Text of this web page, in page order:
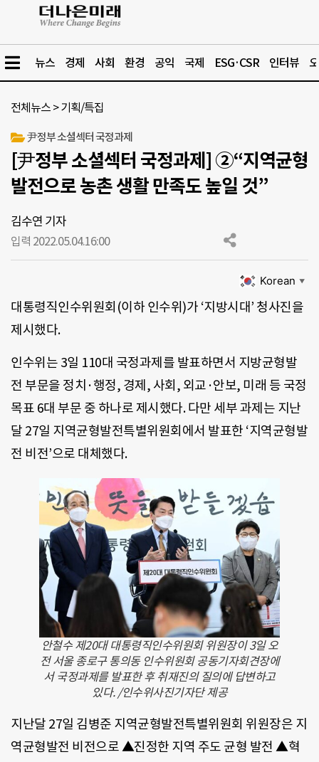
뉴스 경제 사회 환경 공익 국제 ESG·CSR 인터뷰
전체뉴스 >기획/특집
尹정부 소셜섹터 국정과제
[尹정부 소셜섹터 국정과제] ②“지역균형
발전으로 농촌 생활 만족도 높일 것”
김수연 기자
입력 2022.05.04.16:00
Korean ▼
대통령직인수위원회(이하 인수위)가 ‘지방시대’ 청사진을
제시했다.
인수위는 3일 110대 국정과제를 발표하면서 지방균형발
전 부문을 정치·행정, 경제, 사회, 외교·안보, 미래 등 국정
목표 6대 부문 중 하나로 제시했다. 다만 세부 과제는 지난
달 27일 지역균형발전특별위원회에서 발표한 ‘지역균형발
전 비전’으로 대체했다.
안철수 제20대 대통령직인수위원회 위원장이 3일 오
전 서울 종로구 통의동 인수위원회 공동기자회견장에
서 국정과제를 발표한 후 취재진의 질의에 답변하고
있다. /인수위사진기자단 제공
지난달 27일 김병준 지역균형발전특별위원회 위원장은 지
역균형발전 비전으로 ▲진정한 지역 주도 균형 발전 ▲혁